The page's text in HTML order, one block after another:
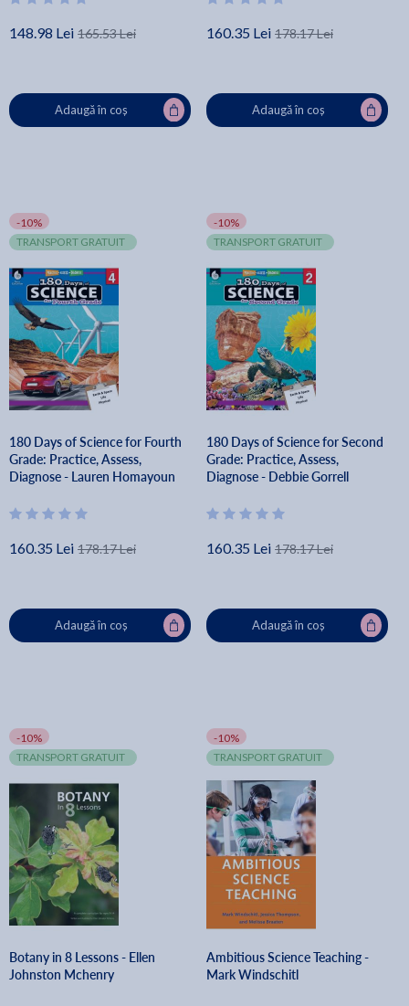
148.98 Lei 165.53 Lei
Adaugă în coș
160.35 Lei 178.17 Lei
Adaugă în coș
-10%
TRANSPORT GRATUIT
180 Days of Science for Fourth
Grade: Practice, Assess,
Diagnose - Lauren Homayoun
160.35 Lei 178.17 Lei
Adaugă în coș
-10%
TRANSPORT GRATUIT
180 Days of Science for Second
Grade: Practice, Assess,
Diagnose - Debbie Gorrell
160.35 Lei 178.17 Lei
Adaugă în coș
-10%
TRANSPORT GRATUIT
Botany in 8 Lessons - Ellen
Johnston Mchenry
-10%
TRANSPORT GRATUIT
Ambitious Science Teaching -
Mark Windschitl